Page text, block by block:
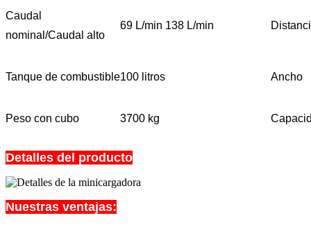
Caudal
nominal/Caudal alto
69 L/min 138 L/min
Tanque de combustible100 litros Ancho
Peso con cubo 3700 kg
Detalles del producto
Nuestras ventajas: